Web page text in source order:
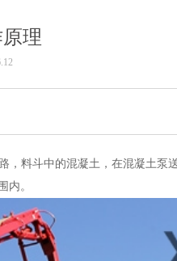
理
，料斗中的混凝土，在混凝土泵
内。